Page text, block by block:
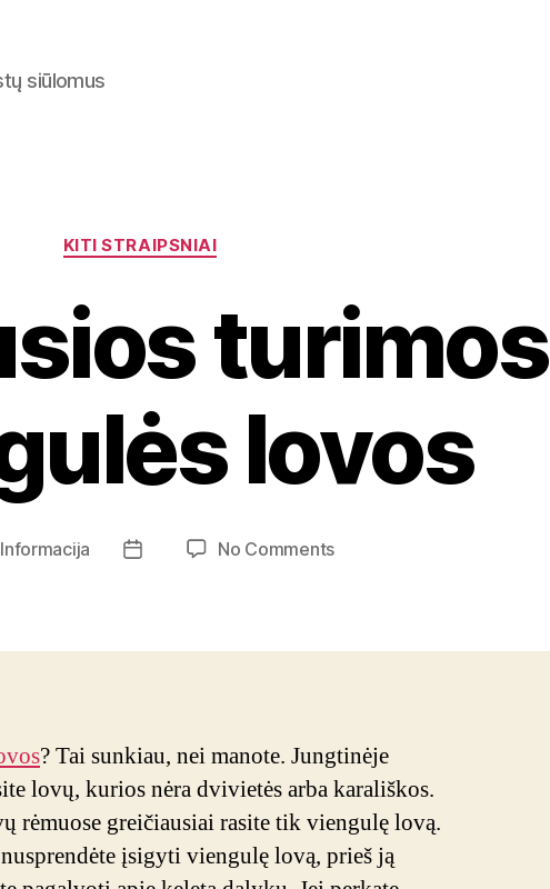
siūlomus
Categories
KITI STRAIPSNIAI
turimos
lovos
Informacija
Post
No Commentson
lovos
? Tai sunkiau, nei manote. Jungtinėje
lovų, kurios nėra dvivietės arba karališkos.
rėmuose greičiausiai rasite tik viengulę lovą.
įsigyti viengulę lovą, prieš ją